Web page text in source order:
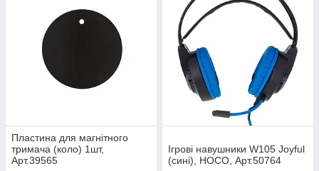
Пластина для магнітного
тримача (коло) 1шт,
Арт.39565
Ігрові навушники W105 Joyful
(сині), HOCO, Арт.50764